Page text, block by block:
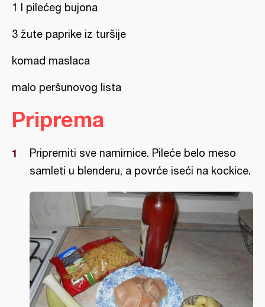
1 l pilećeg bujona
3 žute paprike iz turšije
komad maslaca
malo peršunovog lista
Priprema
Pripremiti sve namirnice. Pileće belo meso
samleti u blenderu, a povrće iseći na kockice.